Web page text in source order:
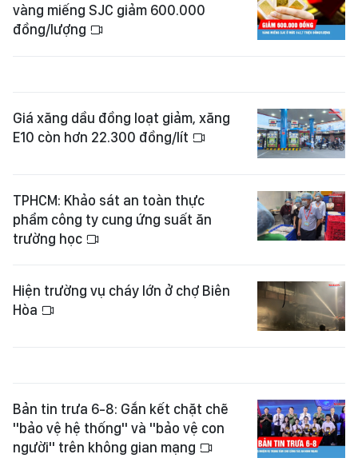
vàng miếng SJC giảm 600.000
đồng/lượng
Giá xăng dầu đồng loạt giảm, xăng
E10 còn hơn 22.300 đồng/lít
TPHCM: Khảo sát an toàn thực
phẩm công ty cung ứng suất ăn
trường học
Hiện trường vụ cháy lớn ở chợ Biên
Hòa
Bản tin trưa 6-8: Gắn kết chặt chẽ
"bảo vệ hệ thống" và "bảo vệ con
người" trên không gian mạng